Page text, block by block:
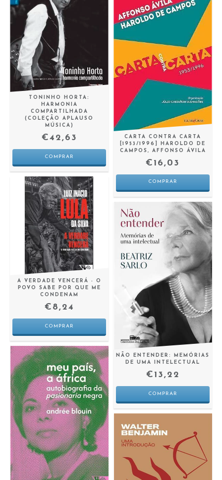
TONINHO HORTA:
HARMONIA
COMPARTILHADA
(COLEÇÃO APLAUSO
MÚSICA)
€42,63
CARTA CONTRA CARTA
[1953/1996] HAROLDO DE
CAMPOS, AFFONSO ÁVILA
€16,03
A VERDADE VENCERÁ - O
POVO SABE POR QUE ME
CONDENAM
€8,24
NÃO ENTENDER: MEMÓRIAS
DE UMA INTELECTUAL
€13,22